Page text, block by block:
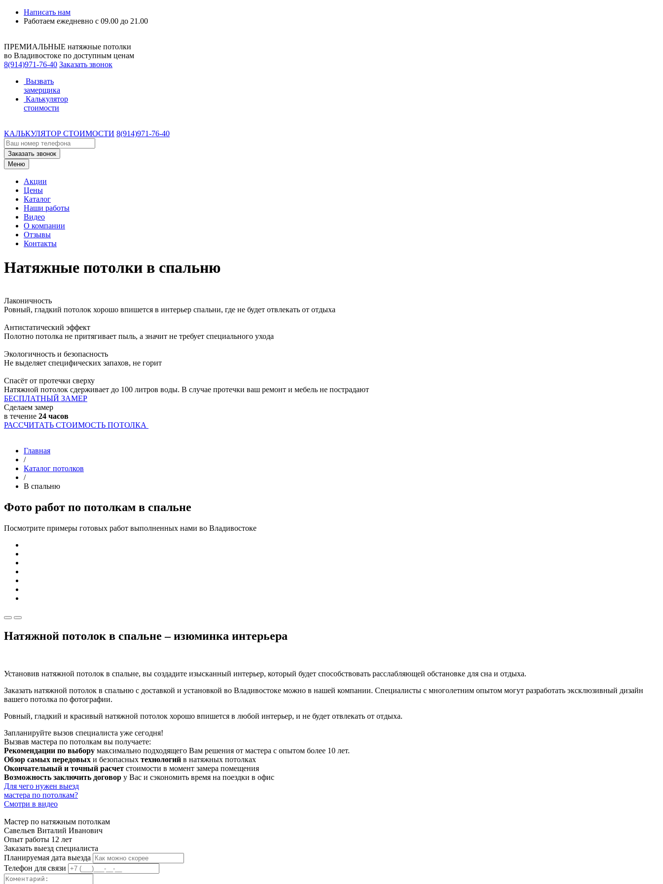
Написать нам
Работаем ежедневно с 09.00 до 21.00
ПРЕМИАЛЬНЫЕ натяжные потолки
во Владивостоке по доступным ценам
8(914)971-76-40 Заказать звонок
Вызвать
замерщика
Калькулятор
стоимости
КАЛЬКУЛЯТОР СТОИМОСТИ 8(914)971-76-40
Заказать звонок
Меню
Акции
Цены
Каталог
Наши работы
Видео
О компании
Отзывы
Контакты
Натяжные потолки в спальню
Лаконичность
Ровный, гладкий потолок хорошо впишется в интерьер спальни, где не будет отвлекать от отдыха
Антистатический эффект
Полотно потолка не притягивает пыль, а значит не требует специального ухода
Экологичность и безопасность
Не выделяет специфических запахов, не горит
Спасёт от протечки сверху
Натяжной потолок сдерживает до 100 литров воды. В случае протечки ваш ремонт и мебель не пострадают
БЕСПЛАТНЫЙ ЗАМЕР
Сделаем замер
в течение 24 часов
РАССЧИТАТЬ СТОИМОСТЬ ПОТОЛКА
Главная
/
Каталог потолков
/
В спальню
Фото работ по потолкам в спальне
Посмотрите примеры готовых работ выполненных нами во Владивостоке
Натяжной потолок в спальне – изюминка интерьера
Установив натяжной потолок в спальне, вы создадите изысканный интерьер, который будет способствовать расслабляющей обстановке для сна и отдыха.
Заказать натяжной потолок в спальню с доставкой и установкой во Владивостоке можно в нашей компании. Специалисты с многолетним опытом могут разработать эксклюзивный дизайн
вашего потолка по фотографии.
Ровный, гладкий и красивый натяжной потолок хорошо впишется в любой интерьер, и не будет отвлекать от отдыха.
Запланируйте вызов специалиста уже сегодня!
Вызвав мастера по потолкам вы получаете:
Рекомендации по выбору максимально подходящего Вам решения от мастера с опытом более 10 лет.
Обзор самых передовых и безопасных технологий в натяжных потолках
Окончательный и точный расчет стоимости в момент замера помещения
Возможность заключить договор у Вас и сэкономить время на поездки в офис
Для чего нужен выезд
мастера по потолкам?
Смотри в видео
Мастер по натяжным потолкам
Савельев Виталий Иванович
Опыт работы 12 лет
Заказать выезд специалиста
Планируемая дата выезда
Телефон для связи